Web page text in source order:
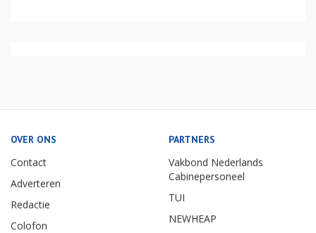
OVER ONS
Contact
Adverteren
Redactie
Colofon
PARTNERS
Vakbond Nederlands
Cabinepersoneel
TUI
NEWHEAP